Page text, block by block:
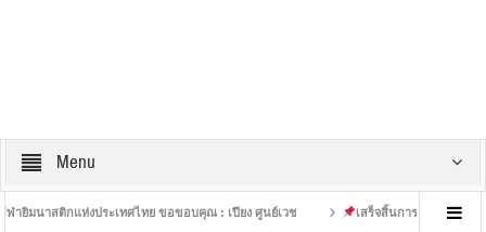
Menu
สติกแห่งประเทศไทย ขอขอบคุณ : เปียง ศูนย์เวช เสร็จสิ้นการฝึกซ้อมที่หนักของนั